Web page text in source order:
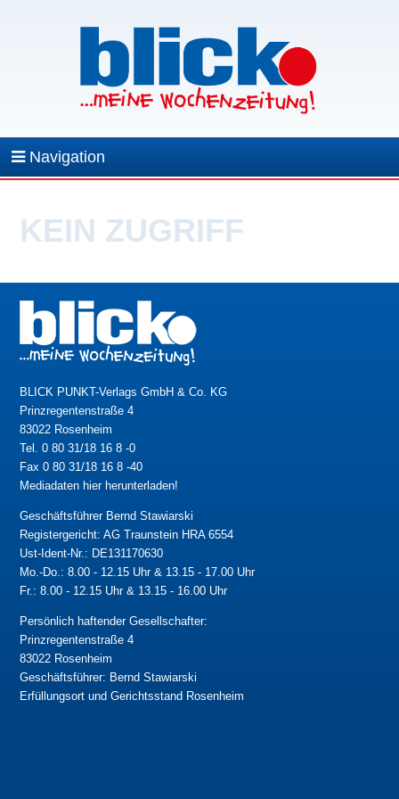
Navigation
KEIN ZUGRIFF
BLICK PUNKT-Verlags GmbH & Co. KG
Prinzregentenstraße 4
83022 Rosenheim
Tel. 0 80 31/18 16 8 -0
Fax 0 80 31/18 16 8 -40
Mediadaten hier herunterladen!
Geschäftsführer Bernd Stawiarski
Registergericht: AG Traunstein HRA 6554
Ust-Ident-Nr.: DE131170630
Mo.-Do.: 8.00 - 12.15 Uhr & 13.15 - 17.00 Uhr
Fr.: 8.00 - 12.15 Uhr & 13.15 - 16.00 Uhr
Persönlich haftender Gesellschafter:
Prinzregentenstraße 4
83022 Rosenheim
Geschäftsführer: Bernd Stawiarski
Erfüllungsort und Gerichtsstand Rosenheim